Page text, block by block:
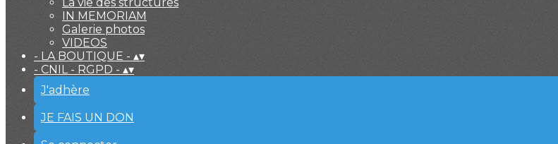
IN MEMORIAM
Galerie photos
VIDEOS
- LA BOUTIQUE - ▴▾
- CNIL - RGPD - ▴▾
J'adhère
JE FAIS UN DON